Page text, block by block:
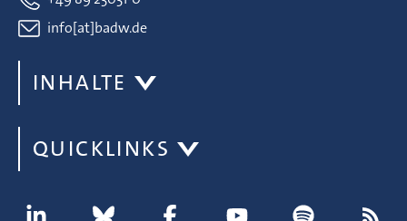
info[at]badw.de
INHALTE
QUICKLINKS